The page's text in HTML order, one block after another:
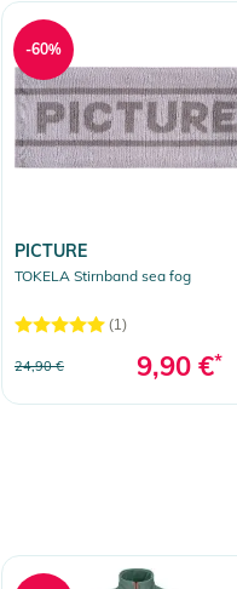
PICTURE
TOKELA Stirnband sea fog
(1)
24,90 € 9,90 €*
-60%